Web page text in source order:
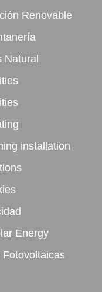
Renovable
Natural
installation
Energy